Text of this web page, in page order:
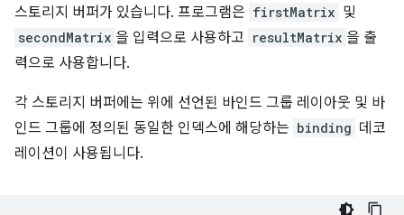
스토리지 버퍼가 있습니다. 프로그램은 firstMatrix 및
secondMatrix 을 입력으로 사용하고 resultMatrix 을 출
력으로 사용합니다.
각 스토리지 버퍼에는 위에 선언된 바인드 그룹 레이아웃 및 바
인드 그룹에 정의된 동일한 인덱스에 해당하는 binding 데코
레이션이 사용됩니다.